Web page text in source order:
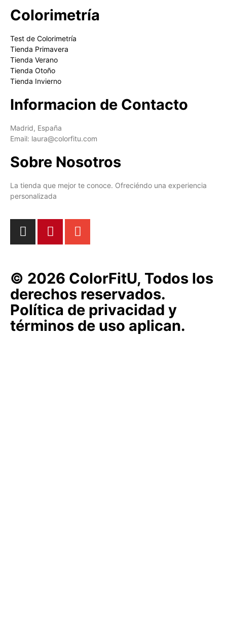
Colorimetría
Test de Colorimetría
Tienda Primavera
Tienda Verano
Tienda Otoño
Tienda Invierno
Informacion de Contacto
Madrid, España
Email: laura@colorfitu.com
Sobre Nosotros
La tienda que mejor te conoce. Ofreciéndo una experiencia
personalizada
© 2026 ColorFitU, Todos los
derechos reservados.
Política de privacidad y
términos de uso aplican.